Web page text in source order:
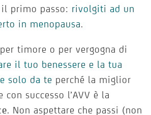
primo passo: rivolgiti ad un
in menopausa.
timore o per vergogna di
il tuo benessere e la tua
solo da te perché la miglior
successo l’AVV è la
. Non aspettare che passi (non